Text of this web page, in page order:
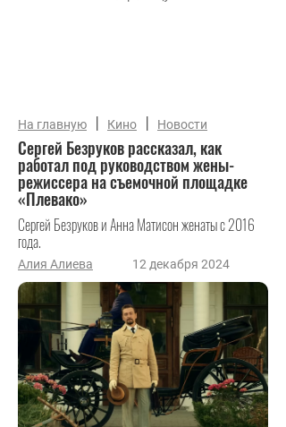
На главную | Кино | Новости
Сергей Безруков рассказал, как
работал под руководством жены-
режиссера на съемочной площадке
«Плевако»
Сергей Безруков и Анна Матисон женаты с 2016
года.
Алия Алиева 12 декабря 2024